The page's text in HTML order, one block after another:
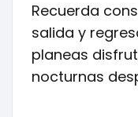
Recuerda
salida y
planeas
nocturnas